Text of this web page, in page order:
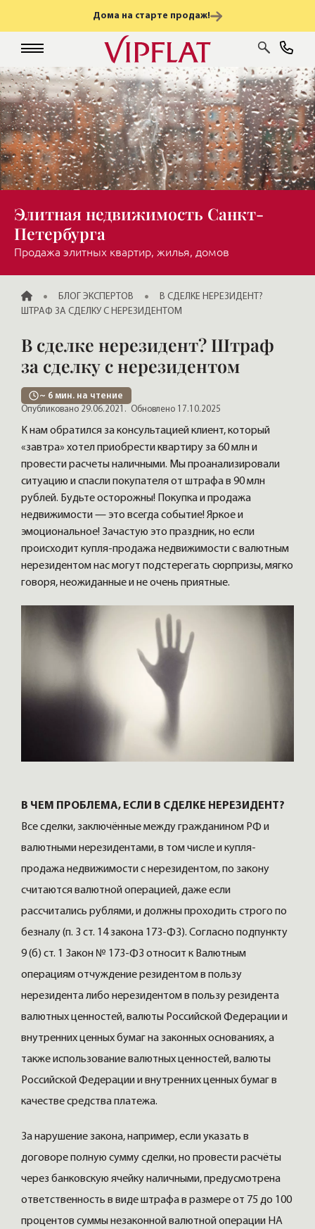
Дома на старте продаж!
Элитная недвижимость Санкт-
Петербурга
Продажа элитных квартир, жилья, домов
ГЛАВНАЯБЛОГ ЭКСПЕРТОВ
В СДЕЛКЕ НЕРЕЗИДЕНТ?
ШТРАФ ЗА СДЕЛКУ С НЕРЕЗИДЕНТОМ
В сделке нерезидент? Штраф
за сделку с нерезидентом
~ 6 мин. на чтение
Опубликовано 29.06.2021. Обновлено 17.10.2025
К нам обратился за консультацией клиент, который
«завтра» хотел приобрести квартиру за 60 млн и
провести расчеты наличными. Мы проанализировали
ситуацию и спасли покупателя от штрафа в 90 млн
рублей. Будьте осторожны! Покупка и продажа
недвижимости — это всегда событие! Яркое и
эмоциональное! Зачастую это праздник, но если
происходит купля-продажа недвижимости с валютным
нерезидентом нас могут подстерегать сюрпризы, мягко
говоря, неожиданные и не очень приятные.
В ЧЕМ ПРОБЛЕМА, ЕСЛИ В СДЕЛКЕ НЕРЕЗИДЕНТ?
Все сделки, заключённые между гражданином РФ и
валютными нерезидентами, в том числе и купля-
продажа недвижимости с нерезидентом, по закону
считаются валютной операцией, даже если
рассчитались рублями, и должны проходить строго по
безналу (п. 3 ст. 14 закона 173-ФЗ). Согласно подпункту
9 (б) ст. 1 Закон № 173-ФЗ относит к Валютным
операциям отчуждение резидентом в пользу
нерезидента либо нерезидентом в пользу резидента
валютных ценностей, валюты Российской Федерации и
внутренних ценных бумаг на законных основаниях, а
также использование валютных ценностей, валюты
Российской Федерации и внутренних ценных бумаг в
качестве средства платежа.
За нарушение закона, например, если указать в
договоре полную сумму сделки, но провести расчёты
через банковскую ячейку наличными, предусмотрена
ответственность в виде штрафа в размере от 75 до 100
процентов суммы незаконной валютной операции НА